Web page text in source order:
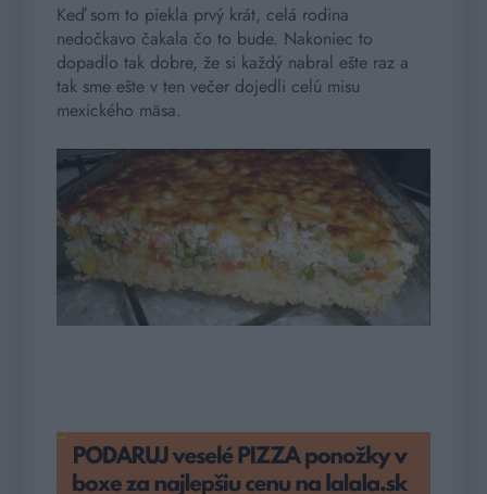
Keď som to piekla prvý krát, celá rodina
nedočkavo čakala čo to bude. Nakoniec to
dopadlo tak dobre, že si každý nabral ešte raz a
tak sme ešte v ten večer dojedli celú misu
mexického mäsa.